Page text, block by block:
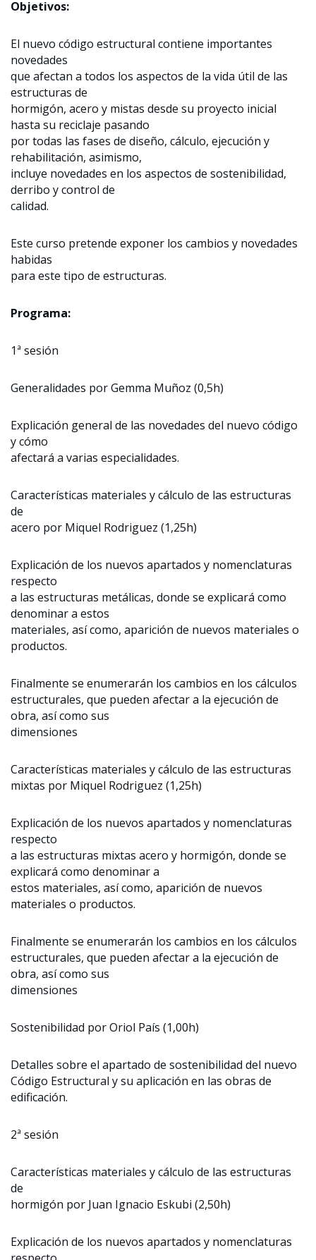
Objetivos:
El nuevo código estructural contiene importantes
novedades
que afectan a todos los aspectos de la vida útil de las
estructuras de
hormigón, acero y mistas desde su proyecto inicial
hasta su reciclaje pasando
por todas las fases de diseño, cálculo, ejecución y
rehabilitación, asimismo,
incluye novedades en los aspectos de sostenibilidad,
derribo y control de
calidad.
Este curso pretende exponer los cambios y novedades
habidas
para este tipo de estructuras.
Programa:
1ª sesión
Generalidades por Gemma Muñoz (0,5h)
Explicación general de las novedades del nuevo código
y cómo
afectará a varias especialidades.
Características materiales y cálculo de las estructuras
de
acero por Miquel Rodriguez (1,25h)
Explicación de los nuevos apartados y nomenclaturas
respecto
a las estructuras metálicas, donde se explicará como
denominar a estos
materiales, así como, aparición de nuevos materiales o
productos.
Finalmente se enumerarán los cambios en los cálculos
estructurales, que pueden afectar a la ejecución de
obra, así como sus
dimensiones
Características materiales y cálculo de las estructuras
mixtas por Miquel Rodriguez (1,25h)
Explicación de los nuevos apartados y nomenclaturas
respecto
a las estructuras mixtas acero y hormigón, donde se
explicará como denominar a
estos materiales, así como, aparición de nuevos
materiales o productos.
Finalmente se enumerarán los cambios en los cálculos
estructurales, que pueden afectar a la ejecución de
obra, así como sus
dimensiones
Sostenibilidad por Oriol País (1,00h)
Detalles sobre el apartado de sostenibilidad del nuevo
Código Estructural y su aplicación en las obras de
edificación.
2ª sesión
Características materiales y cálculo de las estructuras
de
hormigón por Juan Ignacio Eskubi (2,50h)
Explicación de los nuevos apartados y nomenclaturas